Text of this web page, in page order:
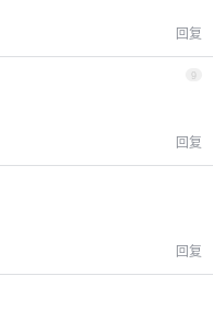
回复
9
回复
回复